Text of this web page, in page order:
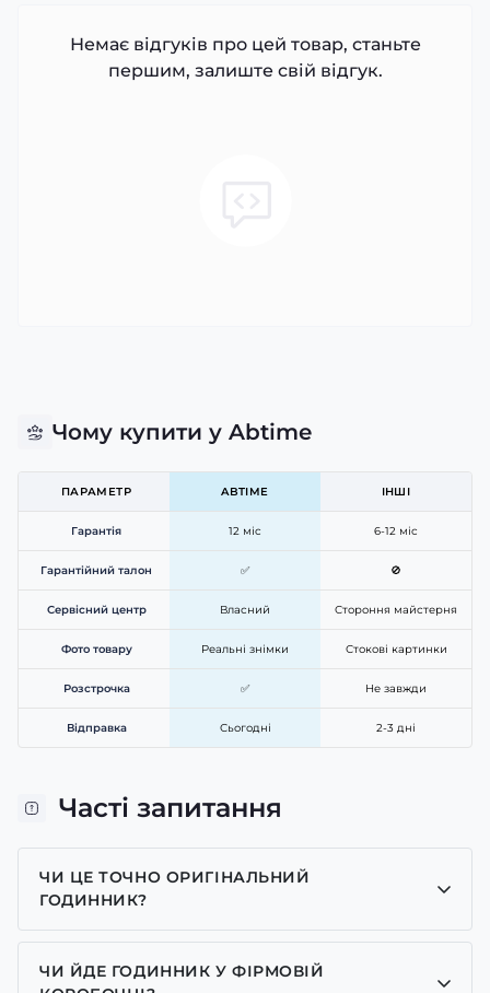
Немає відгуків про цей товар, станьте
першим, залиште свій відгук.
Чому купити у Abtime
ПАРАМЕТР ABTIME ІНШІ
Гарантія 12 міс 6-12 міс
Гарантійний талон ✅ 🚫
Сервісний центр Власний Стороння майстерня
Фото товару Реальні знімки Стокові картинки
Розстрочка ✅ Не завжди
Відправка Сьогодні 2-3 дні
Часті запитання
ЧИ ЦЕ ТОЧНО ОРИГІНАЛЬНИЙ
ГОДИННИК?
Так, усі годинники у нас лише оригінальні, ми є
представником багатьох брендів.
ЧИ ЙДЕ ГОДИННИК У ФІРМОВІЙ